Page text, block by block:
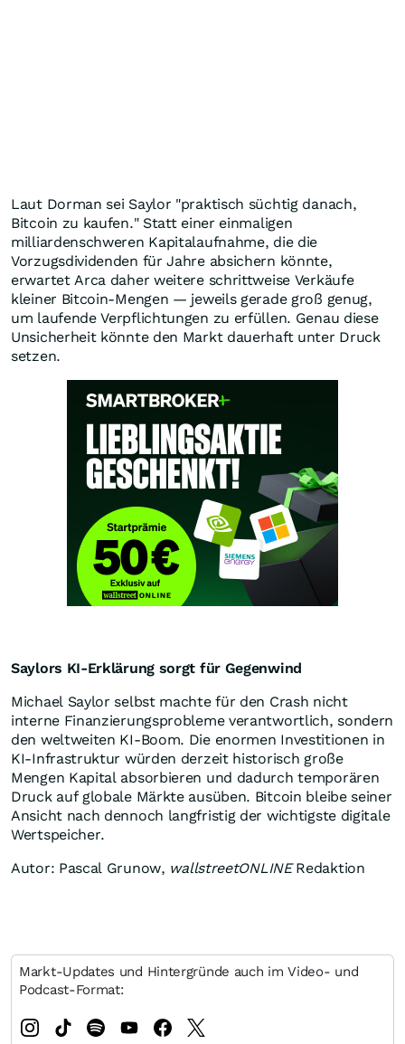
Laut Dorman sei Saylor "praktisch süchtig danach,
Bitcoin zu kaufen." Statt einer einmaligen
milliardenschweren Kapitalaufnahme, die die
Vorzugsdividenden für Jahre absichern könnte,
erwartet Arca daher weitere schrittweise Verkäufe
kleiner Bitcoin-Mengen — jeweils gerade groß genug,
um laufende Verpflichtungen zu erfüllen. Genau diese
Unsicherheit könnte den Markt dauerhaft unter Druck
setzen.
Saylors KI-Erklärung sorgt für Gegenwind
Michael Saylor selbst machte für den Crash nicht
interne Finanzierungsprobleme verantwortlich, sondern
den weltweiten KI-Boom. Die enormen Investitionen in
KI-Infrastruktur würden derzeit historisch große
Mengen Kapital absorbieren und dadurch temporären
Druck auf globale Märkte ausüben. Bitcoin bleibe seiner
Ansicht nach dennoch langfristig der wichtigste digitale
Wertspeicher.
Autor: Pascal Grunow, wallstreetONLINERedaktion
Markt-Updates und Hintergründe auch im Video- und
Podcast-Format: